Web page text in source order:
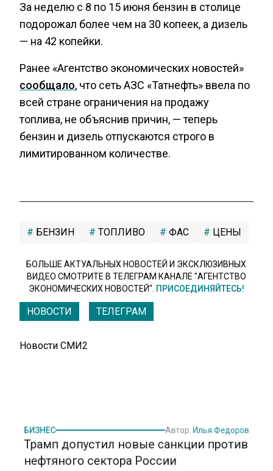
За неделю с 8 по 15 июня бензин в столице
подорожал более чем на 30 копеек, а дизель
— на 42 копейки.
Ранее «Агентство экономических новостей»
сообщало, что сеть АЗС «Татнефть» ввела по
всей стране ограничения на продажу
топлива, не объяснив причин, — теперь
бензин и дизель отпускаются строго в
лимитированном количестве.
БЕНЗИН ТОПЛИВО ФАС ЦЕНЫ
БОЛЬШЕ АКТУАЛЬНЫХ НОВОСТЕЙ И ЭКСКЛЮЗИВНЫХ
ВИДЕО СМОТРИТЕ В ТЕЛЕГРАМ КАНАЛЕ "АГЕНТСТВО
ЭКОНОМИЧЕСКИХ НОВОСТЕЙ". ПРИСОЕДИНЯЙТЕСЬ!
НОВОСТИ ТЕЛЕГРАМ
Новости СМИ2
Трамп допустил новые санкции против
нефтяного сектора России